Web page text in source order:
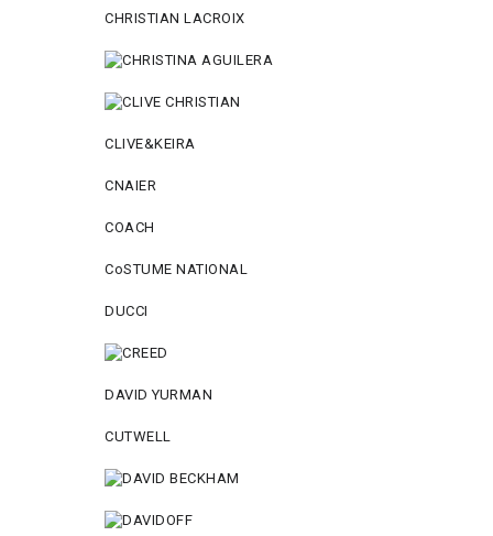
CHRISTIAN LACROIX
CLIVE&KEIRA
CNAIER
COACH
CoSTUME NATIONAL
DUCCI
DAVID YURMAN
CUTWELL